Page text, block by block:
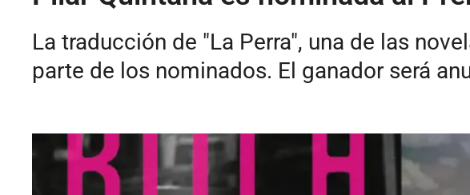
La traducción de "La Perra", una de las
parte de los nominados. El ganador será